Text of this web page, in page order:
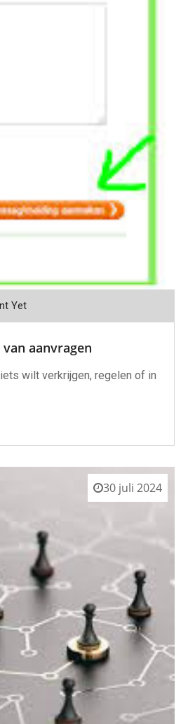
Yet
aanvragen
wilt verkrijgen, regelen of in
30 juli 2024